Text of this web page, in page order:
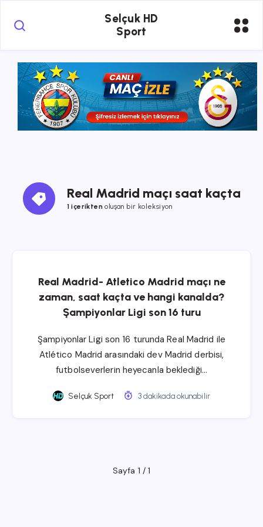
Selçuk HD
Sport
Real Madrid maçı saat kaçta
1 içeriktenoluşan bir koleksiyon
Real Madrid- Atletico Madrid maçı ne
zaman, saat kaçta ve hangi kanalda?
Şampiyonlar Ligi son 16 turu
Şampiyonlar Ligi son 16 turunda Real Madrid ile
Atlético Madrid arasındaki dev Madrid derbisi,
futbolseverlerin heyecanla beklediği…
Selçuk Sport 3 dakikada okunabilir
Sayfa 1 / 1